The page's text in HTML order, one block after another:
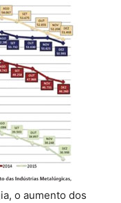
o aumento dos